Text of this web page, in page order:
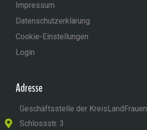
Impressum
Datenschutzerklärung
Cookie-Einstellungen
Login
Adresse
Geschäftsstelle der KreisLandFrauen
Schlossstr. 3